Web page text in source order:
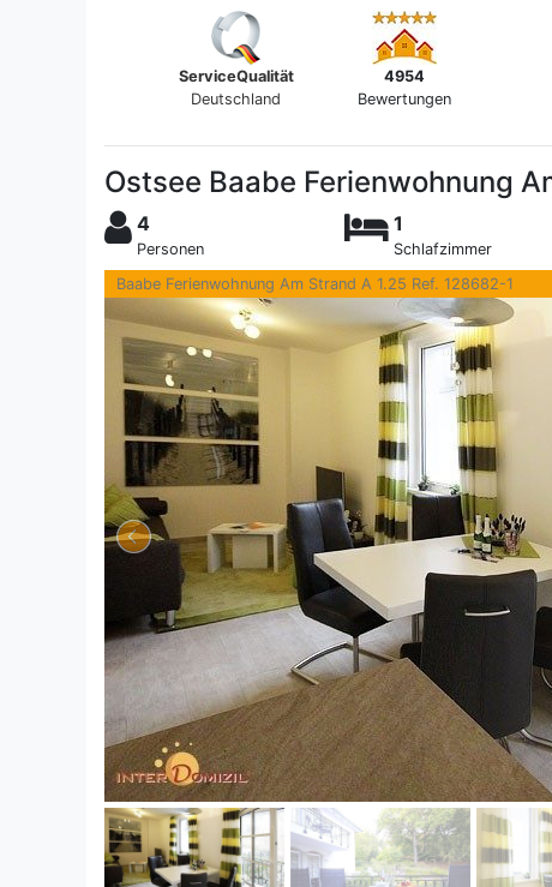
ServiceQualität
Deutschland
4954
Bewertungen
Ostsee Baabe Ferienwohnung
4
Personen
1
Schlafzimmer
Baabe Ferienwohnung Am Strand A 1.25 Ref. 128682-1